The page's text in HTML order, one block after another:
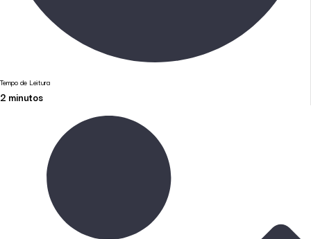
Tempo de Leitura
2 minutos